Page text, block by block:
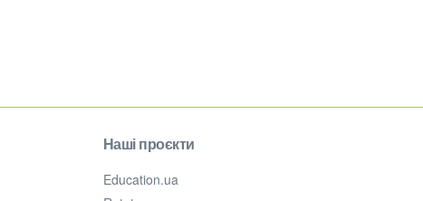
Наші проєкти
Education.ua